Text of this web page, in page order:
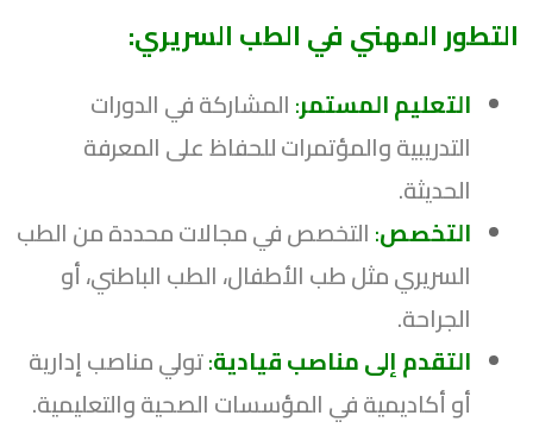
التطور المهني في الطب السريري:
التعليم المستمر:المشاركة في الدورات
التدريبية والمؤتمرات للحفاظ على المعرفة
الحديثة.
التخصص:التخصص في مجالات محددة من الطب
السريري مثل طب الأطفال، الطب الباطني، أو
الجراحة.
التقدم إلى مناصب قيادية:تولي مناصب إدارية
أو أكاديمية في المؤسسات الصحية والتعليمية.